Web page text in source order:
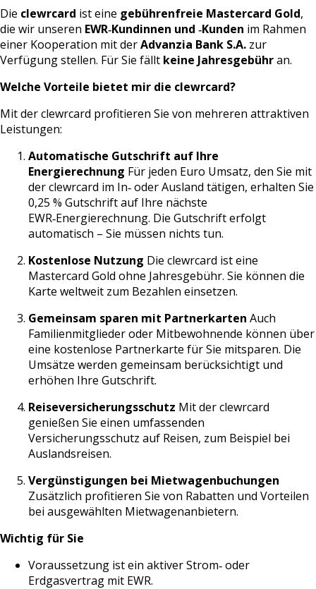
Die clewrcard ist eine gebührenfreie Mastercard Gold,
die wir unseren EWR‑Kundinnen und ‑Kunden im Rahmen
einer Kooperation mit derAdvanzia Bank S.A. zur
Verfügung stellen. Für Sie fällt keine Jahresgebühran.
Welche Vorteile bietet mir die clewrcard?
Mit der clewrcard profitieren Sie von mehreren attraktiven
Leistungen:
Automatische Gutschrift auf Ihre
Energierechnung Für jeden Euro Umsatz, den Sie mit
der clewrcard im In‑ oder Ausland tätigen, erhalten Sie
0,25 % Gutschrift auf Ihre nächste
EWR‑Energierechnung. Die Gutschrift erfolgt
automatisch – Sie müssen nichts tun.
Kostenlose Nutzung Die clewrcard ist eine
Mastercard Gold ohne Jahresgebühr. Sie können die
Karte weltweit zum Bezahlen einsetzen.
Gemeinsam sparen mit Partnerkarten Auch
Familienmitglieder oder Mitbewohnende können über
eine kostenlose Partnerkarte für Sie mitsparen. Die
Umsätze werden gemeinsam berücksichtigt und
erhöhen Ihre Gutschrift.
Reiseversicherungsschutz Mit der clewrcard
genießen Sie einen umfassenden
Versicherungsschutz auf Reisen, zum Beispiel bei
Auslandsreisen.
Vergünstigungen bei Mietwagenbuchungen
Zusätzlich profitieren Sie von Rabatten und Vorteilen
bei ausgewählten Mietwagenanbietern.
Wichtig für Sie
Voraussetzung ist ein aktiver Strom‑ oder
Erdgasvertrag mit EWR.